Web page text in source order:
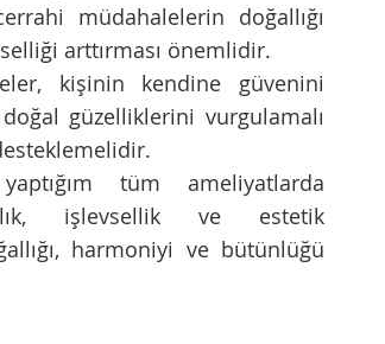
müdahalelerin doğallığı
arttırması önemlidir.
kişinin kendine güvenini
güzelliklerini vurgulamalı
tüm ameliyatlarda
işlevsellik ve estetik
harmoniyi ve bütünlüğü